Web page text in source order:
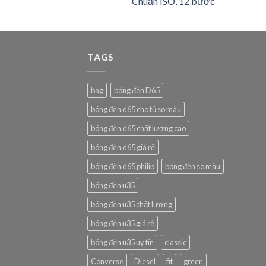
TAGS
bag
bóng đèn D65
bóng đèn d65 cho tủ so màu
bóng đèn d65 chất lượng cao
bóng đèn d65 giá rẻ
bóng đèn d65 philip
bóng đèn so màu
bóng đèn u35
bóng đèn u35 chất lượng
bóng đèn u35 giá rẻ
bóng đèn u35 uy tín
classic
Converse
Diesel fit
green